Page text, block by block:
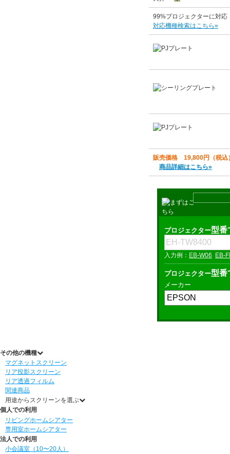
99%プロジェクターに対応
対応機種検索はこちら»
販売価格 19,800円（税込
商品詳細はこちら»
プロジェクター型番
EB-W06 EB-
プロジェクター型番
メーカー
その他の機種
マグネットスクリーン
リア投影スクリーン
リア透過フィルム
関連商品
用途からスクリーンを選ぶ
個人での利用
リビングホームシアター
専用室ホームシアター
法人での利用
小会議室（10〜20人）